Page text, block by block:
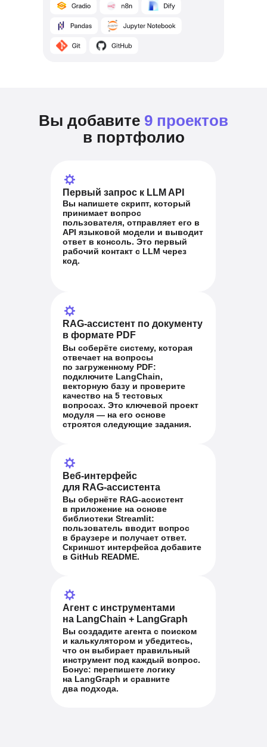
Вы добавите 9 проектов
в портфолио
Первый запрос к LLM API
Вы напишете скрипт, который
принимает вопрос
пользователя, отправляет его в
API языковой модели и выводит
ответ в консоль. Это первый
рабочий контакт с LLM через
код.
RAG-ассистент по документу
в формате PDF
Вы соберёте систему, которая
отвечает на вопросы
по загруженному PDF:
подключите LangChain,
векторную базу и проверите
качество на 5 тестовых
вопросах. Это ключевой проект
модуля — на его основе
строятся следующие задания.
Веб-интерфейс
для RAG-ассистента
Вы обернёте RAG-ассистент
в приложение на основе
библиотеки Streamlit:
пользователь вводит вопрос
в браузере и получает ответ.
Скриншот интерфейса добавите
в GitHub README.
Агент с инструментами
на LangChain + LangGraph
Вы создадите агента с поиском
и калькулятором и убедитесь,
что он выбирает правильный
инструмент под каждый вопрос.
Бонус: перепишете логику
на LangGraph и сравните
два подхода.